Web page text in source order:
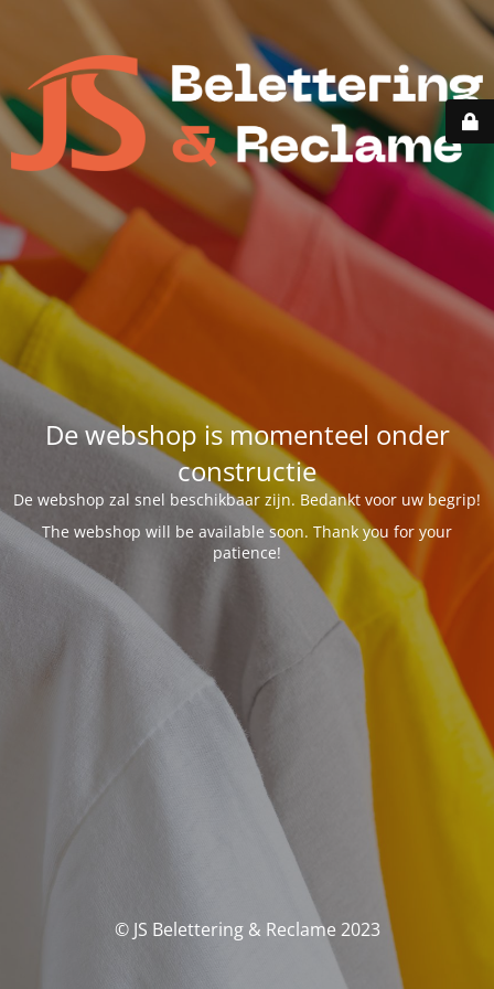
De webshop is momenteel onder
constructie
De webshop zal snel beschikbaar zijn. Bedankt voor uw begrip!
The webshop will be available soon. Thank you for your
patience!
© JS Belettering & Reclame 2023